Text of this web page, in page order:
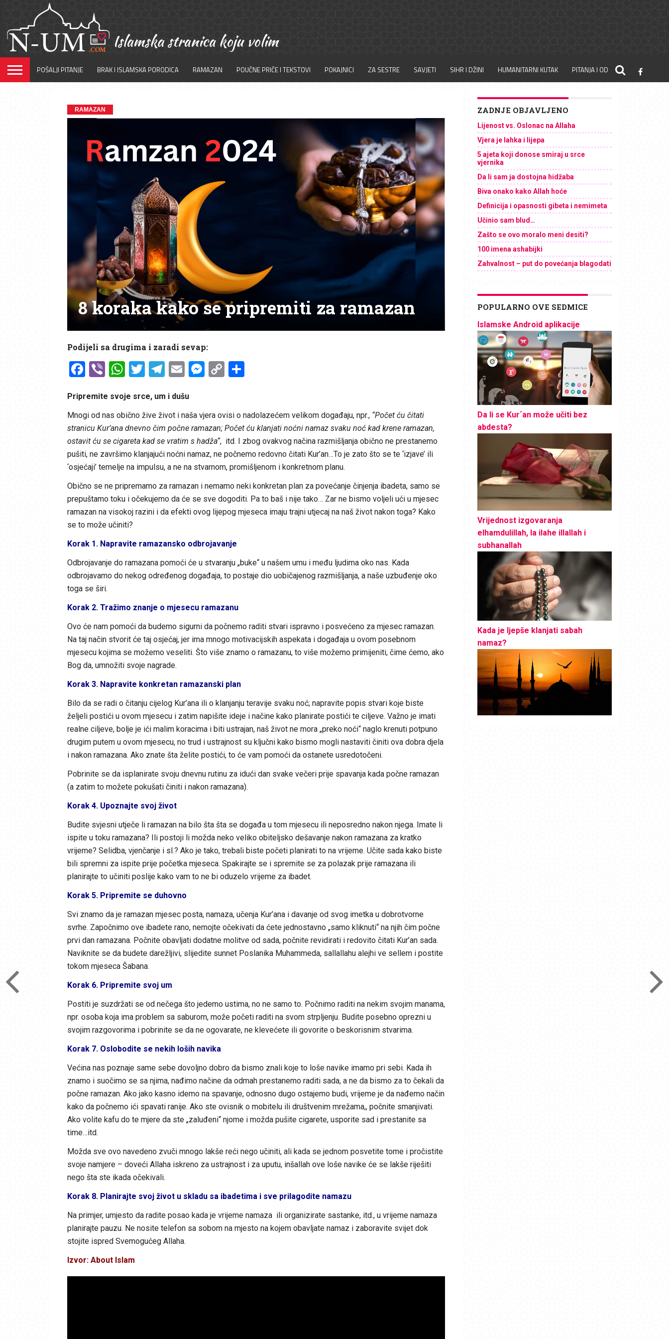
POŠALJI PITANJE BRAK I ISLAMSKA PORODICA RAMAZAN POUČNE PRIČE I TEKSTOVI POKAJNICI ZA SESTRE SAVJETI SIHR I DŽINI HUMANITARNI KUTAK PITANJA I ODGOVORI
RAMAZAN
8 koraka kako se pripremiti za ramazan
Podijeli sa drugima i zaradi sevap:
Facebook
ViberWhatsApp
Twitter
Telegram
EmailMessenger
CopyShare
Pripremite svoje srce, um i dušu
Mnogi od nas obično žive život i naša vjera ovisi o nadolazećem velikom događaju, npr., “Počet ću čitati
stranicu Kur’ana dnevno čim počne ramazan; Počet ću klanjati noćni namaz svaku noć kad krene ramazan,
ostavit ću se cigareta kad se vratim s hadža“, itd. I zbog ovakvog načina razmišljanja obično ne prestanemo
pušiti, ne završimo klanjajući noćni namaz, ne počnemo redovno čitati Kur’an…To je zato što se te ‘izjave’ ili
‘osjećaji’ temelje na impulsu, a ne na stvarnom, promišljenom i konkretnom planu.
Obično se ne pripremamo za ramazan i nemamo neki konkretan plan za povećanje činjenja ibadeta, samo se
prepuštamo toku i očekujemo da će se sve dogoditi. Pa to baš i nije tako… Zar ne bismo voljeli ući u mjesec
ramazan na visokoj razini i da efekti ovog lijepog mjeseca imaju trajni utjecaj na naš život nakon toga? Kako
se to može učiniti?
Korak 1. Napravite ramazansko odbrojavanje
Odbrojavanje do ramazana pomoći će u stvaranju „buke“ u našem umu i među ljudima oko nas. Kada
odbrojavamo do nekog određenog događaja, to postaje dio uobičajenog razmišljanja, a naše uzbuđenje oko
toga se širi.
Korak 2. Tražimo znanje o mjesecu ramazanu
Ovo će nam pomoći da budemo sigurni da počnemo raditi stvari ispravno i posvećeno za mjesec ramazan.
Na taj način stvorit će taj osjećaj, jer ima mnogo motivacijskih aspekata i događaja u ovom posebnom
mjesecu kojima se možemo veseliti. Što više znamo o ramazanu, to više možemo primijeniti, čime ćemo, ako
Bog da, umnožiti svoje nagrade.
Korak 3. Napravite konkretan ramazanski plan
Bilo da se radi o čitanju cijelog Kur’ana ili o klanjanju teravije svaku noć; napravite popis stvari koje biste
željeli postići u ovom mjesecu i zatim napišite ideje i načine kako planirate postići te ciljeve. Važno je imati
realne ciljeve, bolje je ići malim koracima i biti ustrajan, naš život ne mora „preko noći“ naglo krenuti potpuno
drugim putem u ovom mjesecu, no trud i ustrajnost su ključni kako bismo mogli nastaviti činiti ova dobra djela
i nakon ramazana. Ako znate šta želite postići, to će vam pomoći da ostanete usredotočeni.
Pobrinite se da isplanirate svoju dnevnu rutinu za idući dan svake večeri prije spavanja kada počne ramazan
(a zatim to možete pokušati činiti i nakon ramazana).
Korak 4. Upoznajte svoj život
Budite svjesni utječe li ramazan na bilo šta šta se događa u tom mjesecu ili neposredno nakon njega. Imate li
ispite u toku ramazana? Ili postoji li možda neko veliko obiteljsko dešavanje nakon ramazana za kratko
vrijeme? Selidba, vjenčanje i sl.? Ako je tako, trebali biste početi planirati to na vrijeme. Učite sada kako biste
bili spremni za ispite prije početka mjeseca. Spakirajte se i spremite se za polazak prije ramazana ili
planirajte to učiniti poslije kako vam to ne bi oduzelo vrijeme za ibadet.
Korak 5. Pripremite se duhovno
Svi znamo da je ramazan mjesec posta, namaza, učenja Kur’ana i davanje od svog imetka u dobrotvorne
svrhe. Započnimo ove ibadete rano, nemojte očekivati ​​da ćete jednostavno „samo kliknuti“ na njih čim počne
prvi dan ramazana. Počnite obavljati dodatne molitve od sada, počnite revidirati i redovito čitati Kur’an sada.
Naviknite se da budete darežljivi, slijedite sunnet Poslanika Muhammeda, sallallahu alejhi ve sellem i postite
tokom mjeseca Šabana.
Korak 6. Pripremite svoj um
Postiti je suzdržati se od nečega što jedemo ustima, no ne samo to. Počnimo raditi na nekim svojim manama,
npr. osoba koja ima problem sa saburom, može početi raditi na svom strpljenju. Budite posebno oprezni u
svojim razgovorima i pobrinite se da ne ogovarate, ne klevećete ili govorite o beskorisnim stvarima.
Korak 7. Oslobodite se nekih loših navika
Većina nas poznaje same sebe dovoljno dobro da bismo znali koje to loše navike imamo pri sebi. Kada ih
znamo i suočimo se sa njima, nađimo načine da odmah prestanemo raditi sada, a ne da bismo za to čekali da
počne ramazan. Ako jako kasno idemo na spavanje, odnosno dugo ostajemo budi, vrijeme je da nađemo način
kako da počnemo ići spavati ranije. Ako ste ovisnik o mobitelu ili društvenim mrežama,, počnite smanjivati.
Ako volite kafu do te mjere da ste „zaluđeni“ njome i možda pušite cigarete, usporite sad i prestanite sa
time…itd.
Možda sve ovo navedeno zvuči mnogo lakše reći nego učiniti, ali kada se jednom posvetite tome i pročistite
svoje namjere – doveći Allaha iskreno za ustrajnost i za uputu, inšallah ove loše navike će se lakše riješiti
nego šta ste ikada očekivali.
Korak 8. Planirajte svoj život u skladu sa ibadetima i sve prilagodite namazu
Na primjer, umjesto da radite posao kada je vrijeme namaza ili organizirate sastanke, itd., u vrijeme namaza
planirajte pauzu. Ne nosite telefon sa sobom na mjesto na kojem obavljate namaz i zaboravite svijet dok
stojite ispred Svemogućeg Allaha.
Izvor: About Islam
ZADNJE OBJAVLJENO
Lijenost vs. Oslonac na Allaha
Vjera je lahka i lijepa
5 ajeta koji donose smiraj u srce
vjernika
Da li sam ja dostojna hidžaba
Biva onako kako Allah hoće
Definicija i opasnosti gibeta i nemimeta
Učinio sam blud…
Zašto se ovo moralo meni desiti?
100 imena ashabijki
Zahvalnost – put do povećanja blagodati
POPULARNO OVE SEDMICE
Islamske Android aplikacije
Da li se Kur´an može učiti bez
abdesta?
Vrijednost izgovaranja
elhamdulillah, la ilahe illallah i
subhanallah
Kada je ljepše klanjati sabah
namaz?